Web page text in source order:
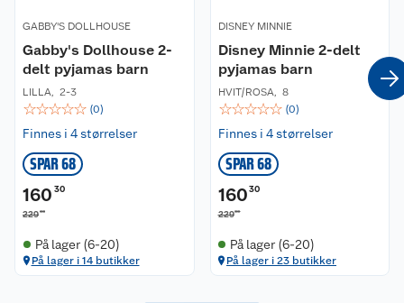
GABBY'S DOLLHOUSE
Gabby's Dollhouse 2-
delt pyjamas barn
LILLA 2-3
☆☆☆☆☆ (0)
Finnes i 4 størrelser
SPAR 68
160 30
22900
På lager (6-20)
På lager i 14 butikker
DISNEY MINNIE
Disney Minnie 2-delt
pyjamas barn
HVIT/ROSA 8
☆☆☆☆☆ (0)
Finnes i 4 størrelser
SPAR 68
160 30
22900
På lager (6-20)
På lager i 23 butikker
Våre merkevarer
Coop kjeder
Ledige stillinger
Bærekraft
Ofte stilte spørsmål
Betalingsalternativer
Leveringsalternativer
Pakkesporing
Kjøpsvilkår
Åpent kjøp
Coop medlem
Klikk og hent
Festdrakter til hele familien
Hagemøbler og utemøbler